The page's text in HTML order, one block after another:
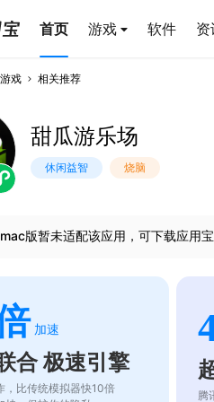
首页 游戏 软件 资
戏 相关推荐
甜瓜游乐场
休闲益智 烧脑
版暂未适配该应用，可下载应用
加速
合 极速引擎
，比传统模拟器快10倍
腾